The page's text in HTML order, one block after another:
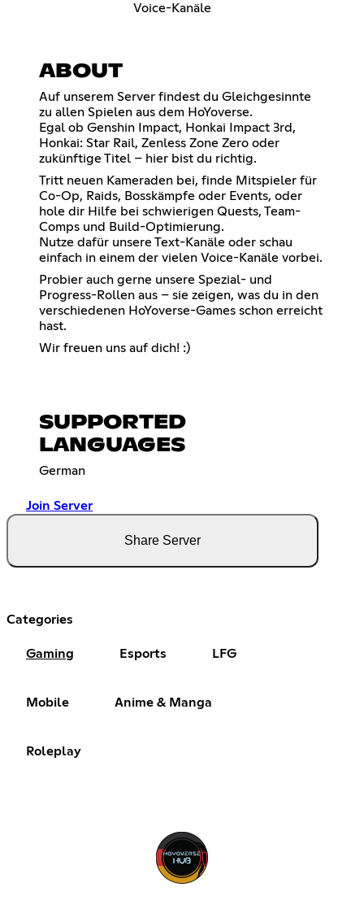
Voice-Kanäle
ABOUT
Auf unserem Server findest du Gleichgesinnte
zu allen Spielen aus dem HoYoverse.
Egal ob Genshin Impact, Honkai Impact 3rd,
Honkai: Star Rail, Zenless Zone Zero oder
zukünftige Titel – hier bist du richtig.
Tritt neuen Kameraden bei, finde Mitspieler für
Co-Op, Raids, Bosskämpfe oder Events, oder
hole dir Hilfe bei schwierigen Quests, Team-
Comps und Build-Optimierung.
Nutze dafür unsere Text-Kanäle oder schau
einfach in einem der vielen Voice-Kanäle vorbei.
Probier auch gerne unsere Spezial- und
Progress-Rollen aus – sie zeigen, was du in den
verschiedenen HoYoverse-Games schon erreicht
hast.
Wir freuen uns auf dich! :)
SUPPORTED
LANGUAGES
German
Join Server
Share Server
Categories
Gaming Esports LFG
Mobile Anime & Manga
Roleplay